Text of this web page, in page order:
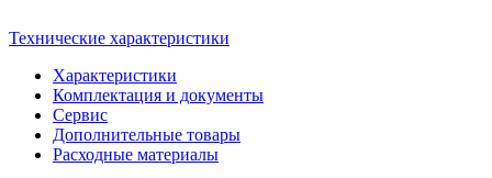
Технические характеристики
Характеристики
Комплектация и документы
Сервис
Дополнительные товары
Расходные материалы